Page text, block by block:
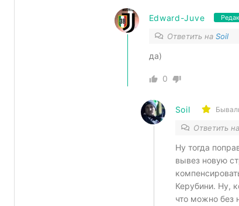
Edward-Juve
Ответить на Soil
да)
0
Soil
Ответить на
Ну тогда
вывез новую
Керубини. Ну,
что можно без